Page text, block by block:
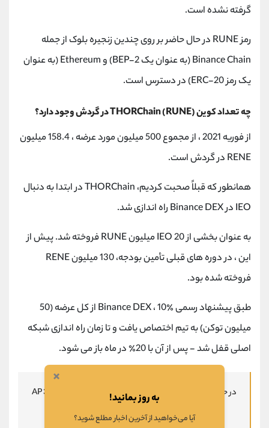
گرفته نشده است.
رمز RUNE در حال حاضر بر روی چندین زنجیره بلوک از جمله
Binance Chain (به عنوان یک BEP-2) و Ethereum (به عنوان
یک رمز ERC-20) در دسترس است.
چه تعداد کوین THORChain (RUNE) در گردش وجود دارد؟
از فوریه 2021 ، از مجموع 500 میلیون مورد عرضه ، 158.4 میلیون
RENE در گردش است.
همانطور که قبلاً صحبت کردیم، THORChain در ابتدا به دنبال
IEO در Binance DEX راه اندازی شد.
به عنوان بخشی از IEO 20 میلیون RUNE فروخته شد. پیش از
این ، در دوره های قبلی تأمین بودجه، 130 میلیون RENE
فروخته شده بود.
طبق پیشنهاد رسمی Binance DEX ، 10٪ از کل عرضه (50
میلیون توکن) به تیم اختصاص یافت و تا زمان راه اندازی شبکه
اصلی قفل شد - پس از آن با 20٪ در ماه باز می شود.
در حال حاضر THORChain دارای منحنی انتشار است که از 30 AP
آوریل شروع می شود.
×
به روز بمانید!
آیا می‌خواهید از آخرین اخبار مطلع شوید؟